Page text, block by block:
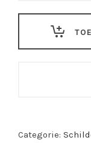
quantity
Categorie: